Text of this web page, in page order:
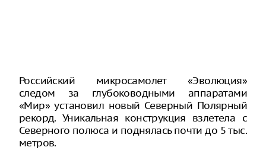
Российский микросамолет «Эволюция»
следом за глубоководными аппаратами
«Мир» установил новый Северный Полярный
рекорд. Уникальная конструкция взлетела с
Северного полюса и поднялась почти до 5 тыс.
метров.